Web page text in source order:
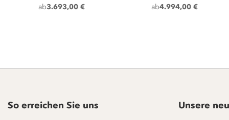
ab3.693,00 €
ab4.994,00 €
So erreichen Sie uns Unsere